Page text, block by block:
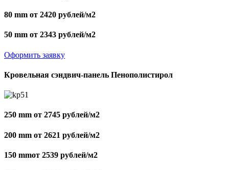
80 mm от 2420 рублей/м2
50 mm от 2343 рублей/м2
Оформить заявку
Кровельная сэндвич-панель Пенополистирол
250 mm от 2745 рублей/м2
200 mm от 2621 рублей/м2
150 mmот 2539 рублей/м2